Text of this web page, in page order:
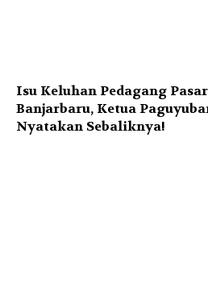
Isu Keluhan Pedagang
Banjarbaru, Ketua
Nyatakan Sebaliknya!